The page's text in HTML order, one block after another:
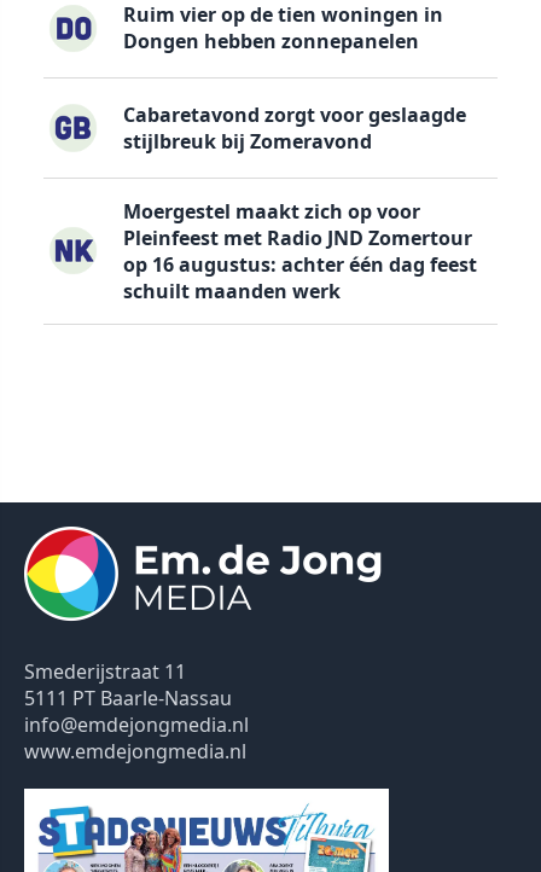
Ruim vier op de tien woningen in
Dongen hebben zonnepanelen
Cabaretavond zorgt voor geslaagde
stijlbreuk bij Zomeravond
Moergestel maakt zich op voor
Pleinfeest met Radio JND Zomertour
op 16 augustus: achter één dag feest
schuilt maanden werk
Smederijstraat 11
5111 PT Baarle-Nassau
info@emdejongmedia.nl
www.emdejongmedia.nl